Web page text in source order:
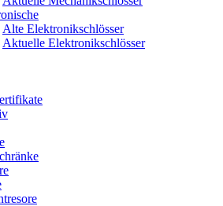
Alte Elektronikschlösser
Aktuelle Elektronikschlösser